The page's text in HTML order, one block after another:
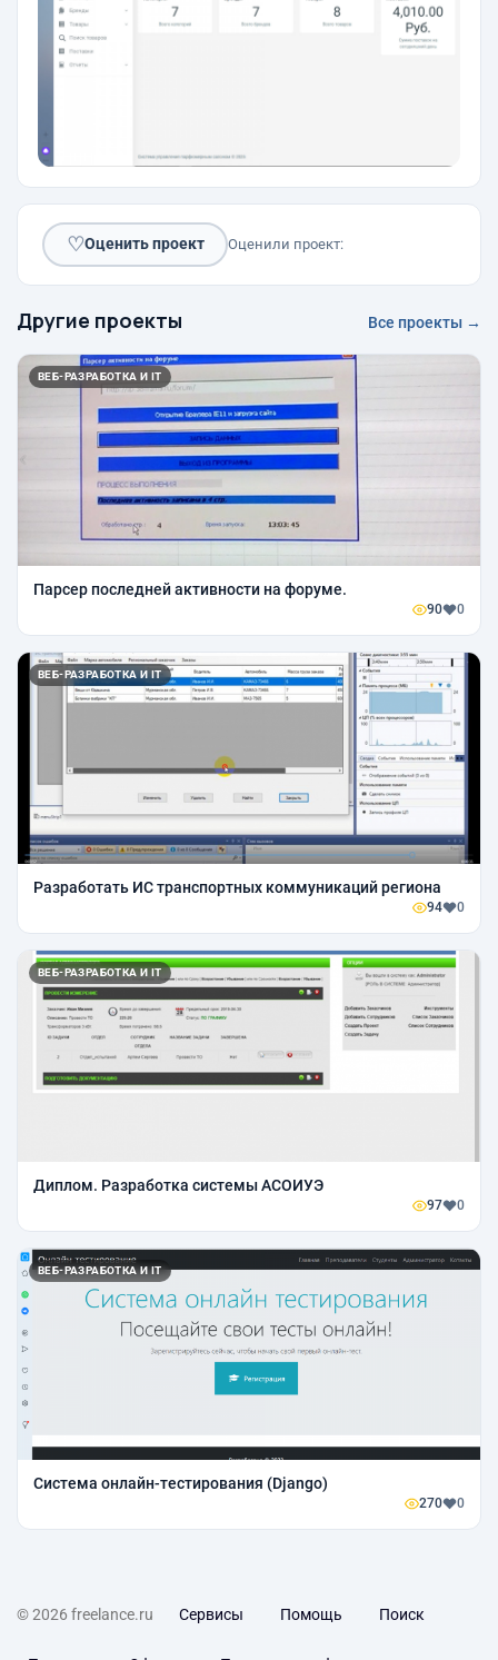
♡Оценить проект Оценили проект:
Другие проекты Все проекты →
ВЕБ-РАЗРАБОТКА И IT
Парсер последней активности на форуме.
90 0
ВЕБ-РАЗРАБОТКА И IT
Разработать ИС транспортных коммуникаций региона
94 0
ВЕБ-РАЗРАБОТКА И IT
Диплом. Разработка системы АСОИУЭ
97 0
ВЕБ-РАЗРАБОТКА И IT
Система онлайн-тестирования (Django)
270 0
© 2026 freelance.ru Сервисы Помощь Поиск